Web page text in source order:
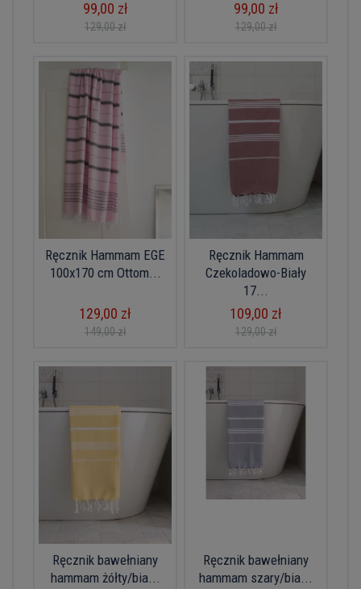
99,00 zł
129,00 zł
99,00 zł
129,00 zł
Ręcznik Hammam EGE
100x170 cm Ottom...
129,00 zł
149,00 zł
Ręcznik Hammam
Czekoladowo-Biały
17...
109,00 zł
129,00 zł
Ręcznik bawełniany
hammam żółty/bia...
Ręcznik bawełniany
hammam szary/bia...